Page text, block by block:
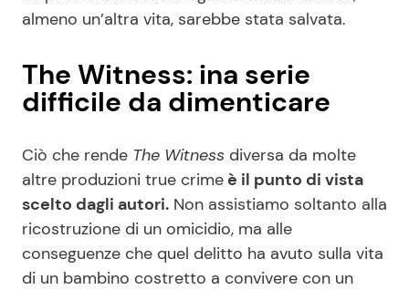
almeno un’altra vita, sarebbe stata salvata.
The Witness: ina serie
difficile da dimenticare
Ciò che rende The Witness diversa da molte
altre produzioni true crime è il punto di vista
scelto dagli autori. Non assistiamo soltanto alla
ricostruzione di un omicidio, ma alle
conseguenze che quel delitto ha avuto sulla vita
di un bambino costretto a convivere con un